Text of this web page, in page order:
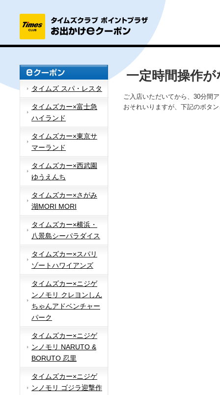
タイムズ スパ・レスタ
タイムズカー×富士急
ハイランド
タイムズカー×東京サ
マーランド
タイムズカー×西武園
ゆうえんち
タイムズカー×さがみ
湖MORI MORI
タイムズカー×横浜・
八景島シーパラダイス
タイムズカー×スパリ
ゾートハワイアンズ
タイムズカー×ニジゲ
ンノモリ クレヨンしん
ちゃんアドベンチャー
パーク
タイムズカー×ニジゲ
ンノモリ NARUTO &
BORUTO 忍里
タイムズカー×ニジゲ
ンノモリ ゴジラ迎撃作
一定時間操作
ご入店いただいてから、30分間
おそれいりますが、下記のボタ